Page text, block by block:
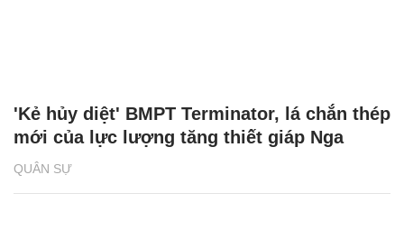
QUÂN SỰ
'Kẻ hủy diệt' BMPT Terminator, lá chắn thép
mới của lực lượng tăng thiết giáp Nga